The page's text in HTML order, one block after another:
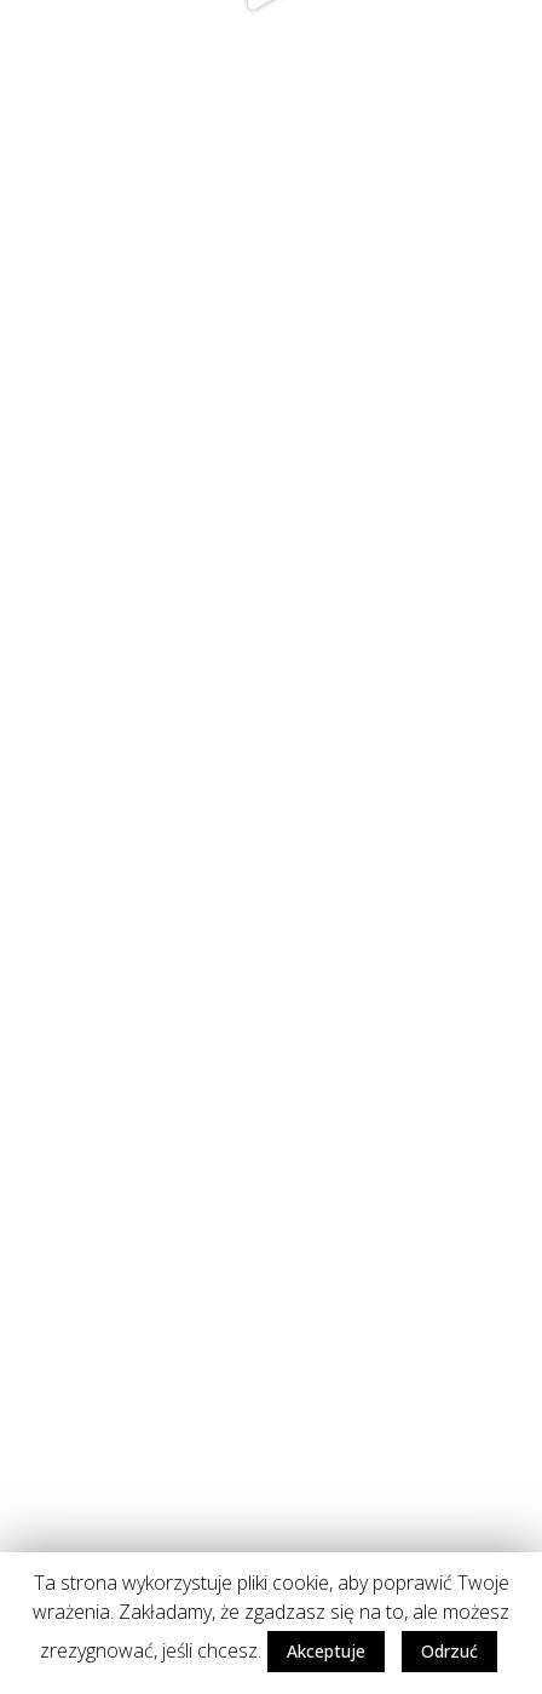
Ta strona wykorzystuje pliki cookie, aby poprawić Twoje
wrażenia. Zakładamy, że zgadzasz się na to, ale możesz
zrezygnować, jeśli chcesz.
Akceptuje Odrzuć